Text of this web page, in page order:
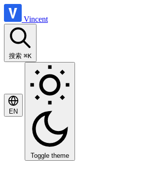
Vincent
搜索 ⌘K
EN
Toggle theme